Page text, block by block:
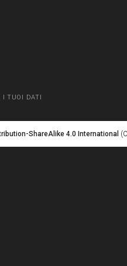
I TUOI DATI
ShareAlike 4.0 International